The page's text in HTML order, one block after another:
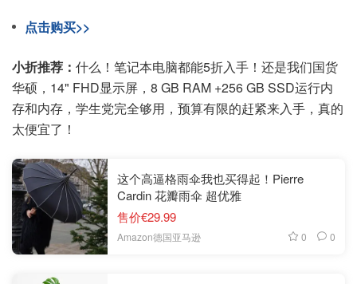
点击购买>>
小折推荐： 什么！笔记本电脑都能5折入手！还是我们国货
华硕，14" FHD显示屏，8 GB RAM +256 GB SSD运行内
存和内存，学生党完全够用，预算有限的赶紧来入手，真的
太便宜了！
这个高逼格雨伞我也买得起！Pierre
Cardin 花瓣雨伞 超优雅
售价€29.99
Amazon德国亚马逊 0 0